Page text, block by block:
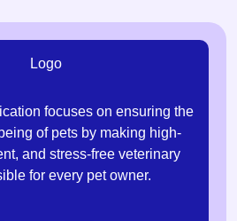
focuses on ensuring the
of pets by making high-
and stress-free veterinary
for every pet owner.